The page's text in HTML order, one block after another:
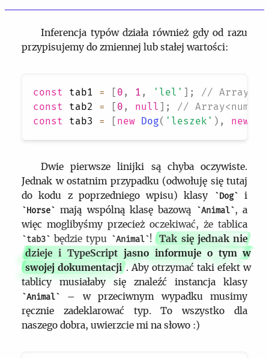
Inferencja typów działa również gdy od razu
przypisujemy do zmiennej lub stałej wartości:
const tab1 = [ 0 , 1 , 'lel' ] ;
//
const
tab2 = [ 0 , null ] ;
//
const
tab3 = [ new Dog( 'leszek' ) , new
Dwie pierwsze linijki są chyba oczywiste.
Jednak w ostatnim przypadku (odwołuję się tutaj
do kodu z poprzedniego wpisu) klasy
Dog i
Horse mają wspólną klasę bazową Animal , a
więc moglibyśmy przecież oczekiwać, że tablica
tab3 będzie typu Animal !
Tak się jednak nie
dzieje i TypeScript jasno informuje o tym w
swojej dokumentacji . Aby otrzymać taki efekt w
tablicy musiałaby się znaleźć instancja klasy
Animal
– w przeciwnym wypadku musimy
ręcznie zadeklarować typ. To wszystko dla
naszego dobra, uwierzcie mi na słowo :)